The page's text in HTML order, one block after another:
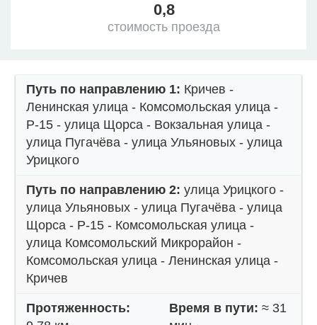
0,8
стоимость проезда
Путь по направлению 1: Кричев -
Ленинская улица - Комсомольская улица -
Р-15 - улица Щорса - Вокзальная улица -
улица Пугачёва - улица Ульяновых - улица
Урицкого
Путь по направлению 2: улица Урицкого -
улица Ульяновых - улица Пугачёва - улица
Щорса - Р-15 - Комсомольская улица -
улица Комсомольский Микрорайон -
Комсомольская улица - Ленинская улица -
Кричев
Протяженность:
Время в пути: ≈ 31